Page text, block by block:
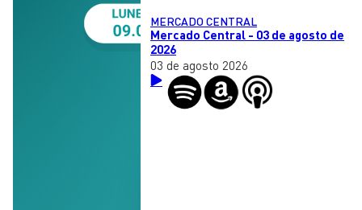
MERCADO CENTRAL
Mercado Central - 03 de agosto de
2026
03 de agosto 2026